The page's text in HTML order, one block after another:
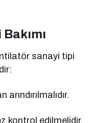
sanayi tipi
kontrol edilmelidir.